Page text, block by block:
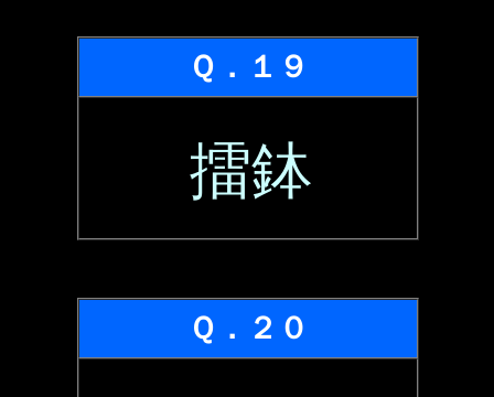
Ｑ．１９
擂鉢
Ｑ．２０